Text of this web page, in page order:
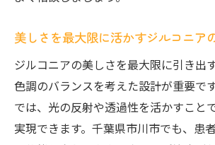
美しさを最大限に活かすジルコニア
ジルコニアの美しさを最大限に引き出
色調のバランスを考えた設計が重要で
では、光の反射や透過性を活かすこと
実現できます。千葉県市川市でも、患